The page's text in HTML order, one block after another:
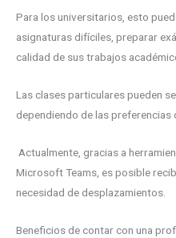
Para los universitarios, esto
asignaturas difíciles, preparar
calidad de sus trabajos
Las clases particulares pueden
dependiendo de las preferencias
Actualmente, gracias a
Microsoft Teams, es posible
necesidad de desplazamientos.
Beneficios de contar con una